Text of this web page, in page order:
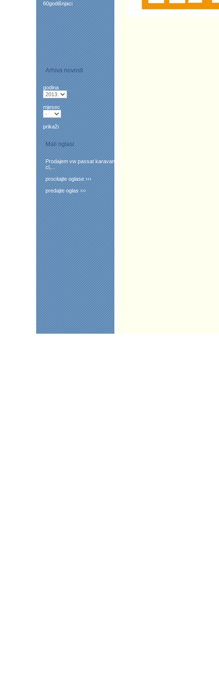
60godišnjaci
Arhiva novosti
godina
mjesec
prikaži
Mali oglasi
Prodajem vw passat karavan
cl,...
procitajte oglase ›››
predajte oglas ›››